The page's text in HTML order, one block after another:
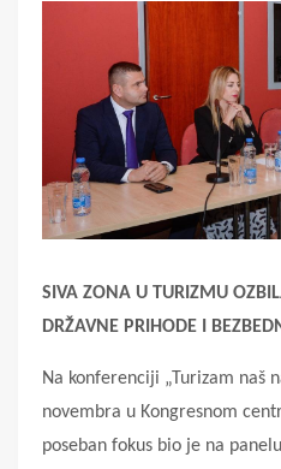
SIVA ZONA U TURIZMU
DRŽAVNE PRIHODE I
Na konferenciji „Turizam naš
novembra u Kongresnom
poseban fokus bio je na